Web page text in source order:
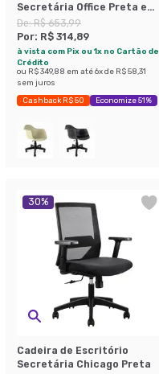
Secretária Office Preta e
Branca
De:R$ 653,99
Por: R$ 314,89
à vista com Pix ou 1x no Cartão de
Crédito
ou R$ 349,88 em até6x de R$ 58,31
sem juros
Cashback R$ 50 Economize 51%
30%
Cadeira de Escritório
Secretária Chicago Preta